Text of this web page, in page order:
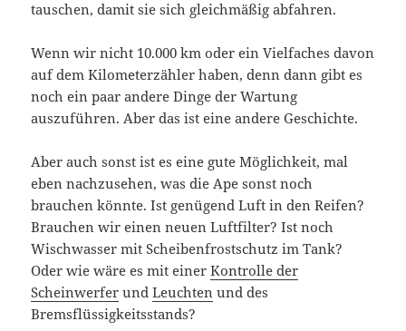
tauschen, damit sie sich gleichmäßig abfahren.
Wenn wir nicht 10.000 km oder ein Vielfaches davon
auf dem Kilometerzähler haben, denn dann gibt es
noch ein paar andere Dinge der Wartung
auszuführen. Aber das ist eine andere Geschichte.
Aber auch sonst ist es eine gute Möglichkeit, mal
eben nachzusehen, was die Ape sonst noch
brauchen könnte. Ist genügend Luft in den Reifen?
Brauchen wir einen neuen Luftfilter? Ist noch
Wischwasser mit Scheibenfrostschutz im Tank?
Oder wie wäre es mit einerKontrolle der
Scheinwerfer undLeuchten und des
Bremsflüssigkeitsstands?